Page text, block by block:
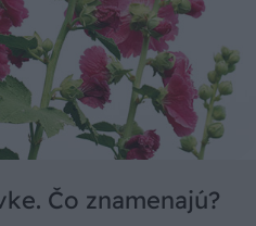
Čo znamenajú?